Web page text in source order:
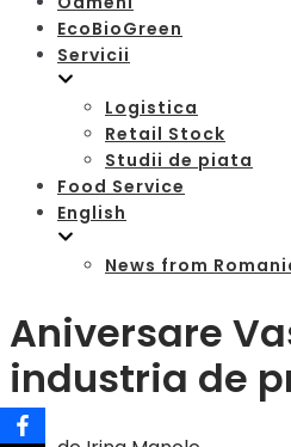
EcoBioGreen
Servicii
Logistica
Retail Stock
Studii de piata
Food Service
English
News from
Aniversare
industria de